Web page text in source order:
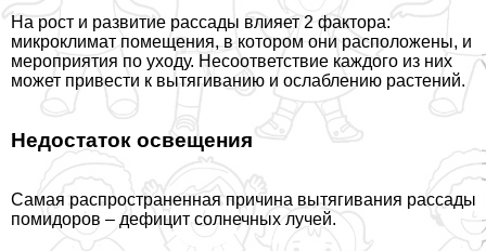
На рост и развитие рассады влияет 2 фактора:
микроклимат помещения, в котором они расположены, и
мероприятия по уходу. Несоответствие каждого из них
может привести к вытягиванию и ослаблению растений.
Недостаток освещения
Самая распространенная причина вытягивания рассады
помидоров – дефицит солнечных лучей.